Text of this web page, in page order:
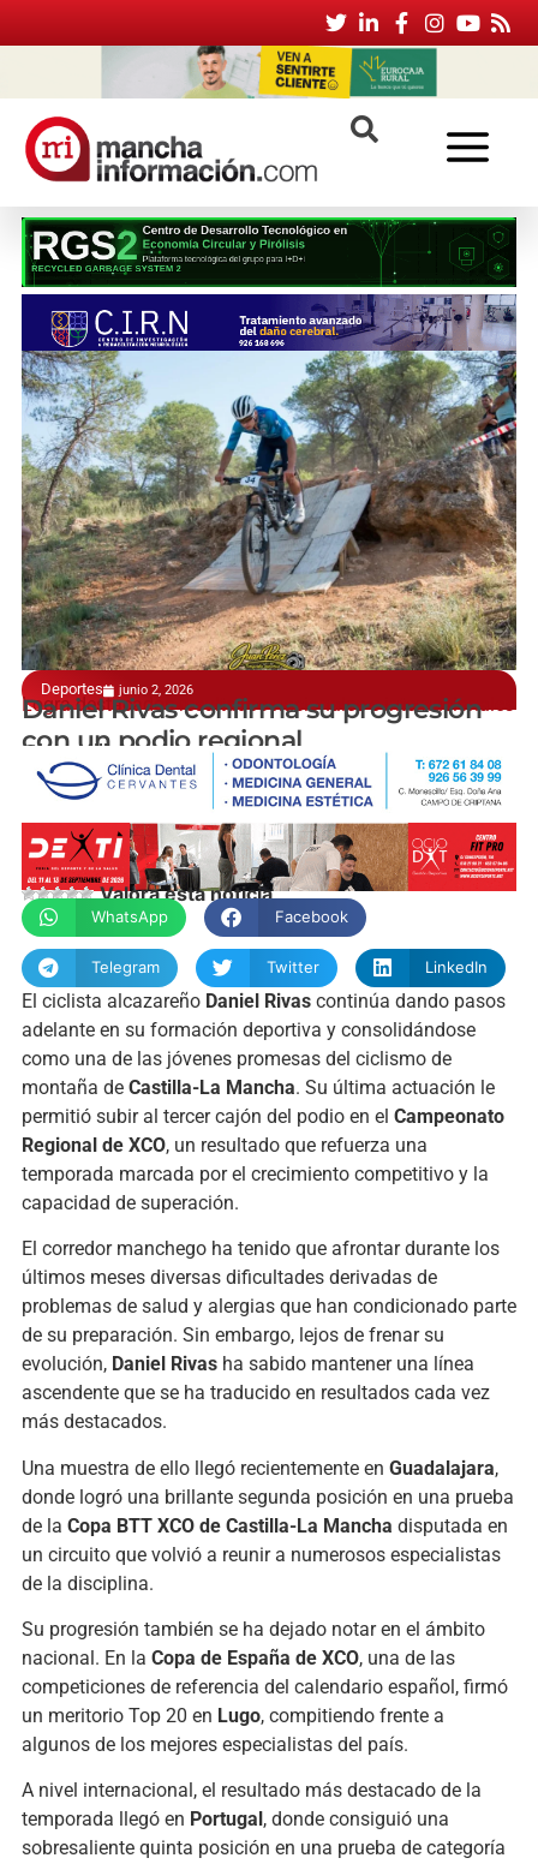
Deportes junio 2, 2026
Logra destacados resultados nacionales e internacionales
Daniel Rivas confirma su progresión
con un podio regional
@jesusvillajos
Valora esta noticia
WhatsApp Facebook
Telegram Twitter LinkedIn
El ciclista alcazareño Daniel Rivascontinúa dando pasos
adelante en su formación deportiva y consolidándose
como una de las jóvenes promesas del ciclismo de
montaña de Castilla-La Mancha. Su última actuación le
permitió subir al tercer cajón del podio en el Campeonato
Regional de XCO, un resultado que refuerza una
temporada marcada por el crecimiento competitivo y la
capacidad de superación.
El corredor manchego ha tenido que afrontar durante los
últimos meses diversas dificultades derivadas de
problemas de salud y alergias que han condicionado parte
de su preparación. Sin embargo, lejos de frenar su
evolución, Daniel Rivasha sabido mantener una línea
ascendente que se ha traducido en resultados cada vez
más destacados.
Una muestra de ello llegó recientemente en Guadalajara,
donde logró una brillante segunda posición en una prueba
de la Copa BTT XCO de Castilla-La Mancha disputada en
un circuito que volvió a reunir a numerosos especialistas
de la disciplina.
Su progresión también se ha dejado notar en el ámbito
nacional. En la Copa de España de XCO, una de las
competiciones de referencia del calendario español, firmó
un meritorio Top 20 en Lugo, compitiendo frente a
algunos de los mejores especialistas del país.
A nivel internacional, el resultado más destacado de la
temporada llegó en Portugal , donde consiguió una
sobresaliente quinta posición en una prueba de categoría